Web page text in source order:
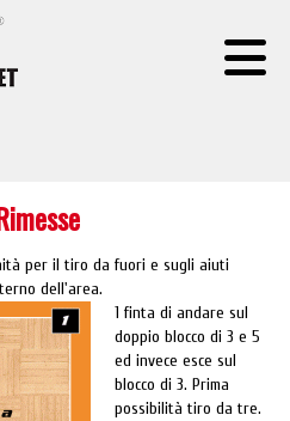
per il tiro da fuori e sugli aiuti
dell'area.
1 finta di andare sul
doppio blocco di 3 e 5
ed invece esce sul
blocco di 3. Prima
possibilità tiro da tre.